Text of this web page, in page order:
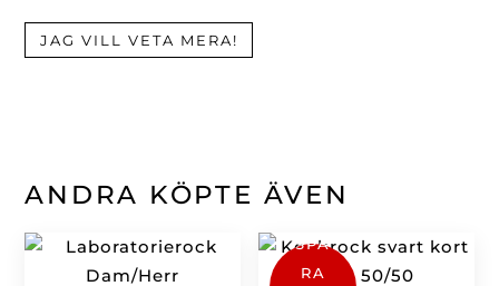
JAG VILL VETA MERA!
ANDRA KÖPTE ÄVEN
SPA
RA